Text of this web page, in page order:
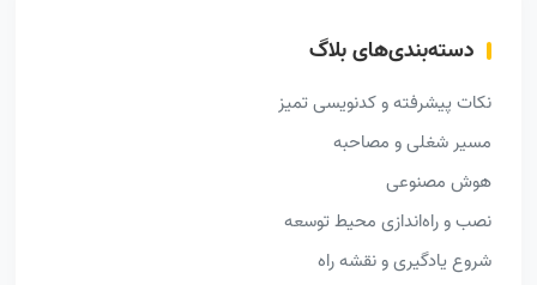
دسته‌بندی‌های بلاگ
نکات پیشرفته و کدنویسی تمیز
مسیر شغلی و مصاحبه
هوش مصنوعی
نصب و راه‌اندازی محیط توسعه
شروع یادگیری و نقشه راه